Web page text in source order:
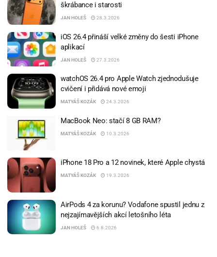
škrábance i starosti
JAN HOLEŠ 28.3.2026
iOS 26.4 přináší velké změny do šesti iPhone
aplikací
JAN HOLEŠ 27.3.2026
watchOS 26.4 pro Apple Watch zjednodušuje
cvičení i přidává nové emoji
MATYÁŠ KOZÁK 24.3.2026
MacBook Neo: stačí 8 GB RAM?
MATYÁŠ KOZÁK 10.3.2026
iPhone 18 Pro a 12 novinek, které Apple chystá
MATYÁŠ KOZÁK 19.3.2026
AirPods 4 za korunu? Vodafone spustil jednu z
nejzajímavějších akcí letošního léta
JAN HOLEŠ 6.8.2026